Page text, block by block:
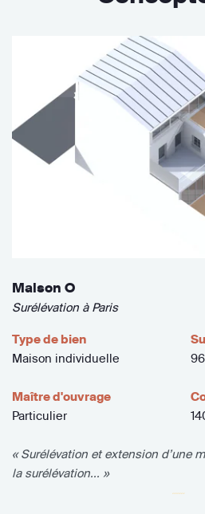
Maison O
Surélévation à Paris
Type de bien
Maison individuelle
Maître d'ouvrage
Particulier
« Surélévation et extension d’une
la surélévation... »